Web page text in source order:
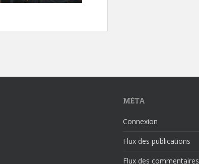
MÉTA
Connexion
Flux des publications
Flux des commentaires